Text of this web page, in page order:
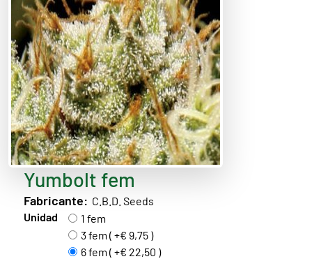
Yumbolt fem
Fabricante: C.B.D. Seeds
Unidad
1 fem
3 fem ( +€ 9,75 )
6 fem ( +€ 22,50 )